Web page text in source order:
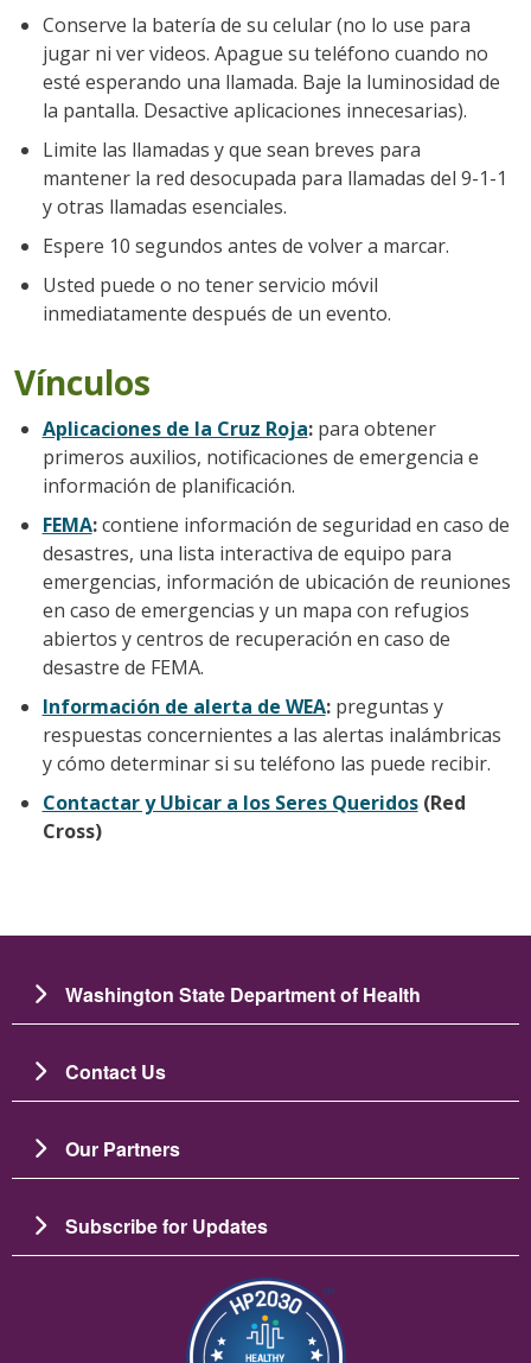
Conserve la batería de su celular (no lo use para
jugar ni ver videos. Apague su teléfono cuando no
esté esperando una llamada. Baje la luminosidad de
la pantalla. Desactive aplicaciones innecesarias).
Limite las llamadas y que sean breves para
mantener la red desocupada para llamadas del 9-1-1
y otras llamadas esenciales.
Espere 10 segundos antes de volver a marcar.
Usted puede o no tener servicio móvil
inmediatamente después de un evento.
Vínculos
Aplicaciones de la Cruz Roja:para obtener
primeros auxilios, notificaciones de emergencia e
información de planificación.
FEMA:contiene información de seguridad en caso de
desastres, una lista interactiva de equipo para
emergencias, información de ubicación de reuniones
en caso de emergencias y un mapa con refugios
abiertos y centros de recuperación en caso de
desastre de FEMA.
Información de alerta de WEA: preguntas y
respuestas concernientes a las alertas inalámbricas
y cómo determinar si su teléfono las puede recibir.
Contactar y Ubicar a los Seres Queridos(Red
Cross)
Washington State Department of Health
Contact Us
Our Partners
Subscribe for Updates
Imagen